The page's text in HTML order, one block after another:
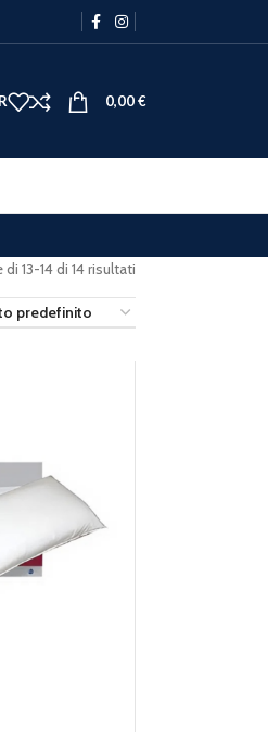
0,00€
13-14 di 14 risultati